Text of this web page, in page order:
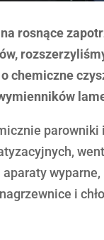
rosnące
o chemiczne
parowniki
aparaty wyparne,
i